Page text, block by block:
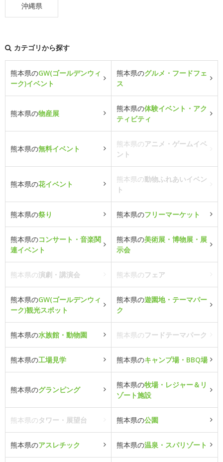
沖縄県
カテゴリから探す
熊本県のGW(ゴールデンウィ
ーク)イベント
熊本県のグルメ・フードフェ
ス
熊本県の物産展
熊本県の体験イベント・アク
ティビティ
熊本県の無料イベント
熊本県のアニメ・ゲームイベ
ント
熊本県の花イベント
熊本県の動物ふれあいイベン
ト
熊本県の祭り 熊本県のフリーマーケット
熊本県のコンサート・音楽関
連イベント
熊本県の美術展・博物展・展
示会
熊本県の演劇・講演会 熊本県のフェア
熊本県のGW(ゴールデンウィ
ーク)観光スポット
熊本県の遊園地・テーマパー
ク
熊本県の水族館・動物園 熊本県のフードテーマパーク
熊本県の工場見学 熊本県のキャンプ場・BBQ場
熊本県のグランピング
熊本県の牧場・レジャー＆リ
ゾート施設
熊本県のタワー・展望台 熊本県の公園
熊本県のアスレチック 熊本県の温泉・スパリゾート